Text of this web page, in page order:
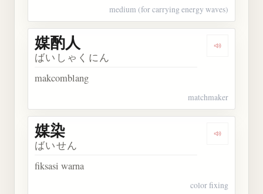
medium (for carrying energy waves)
Dengarkan
媒酌人
ばいしゃくにん
makcomblang
matchmaker
Dengarkan
媒染
ばいせん
fiksasi warna
color fixing